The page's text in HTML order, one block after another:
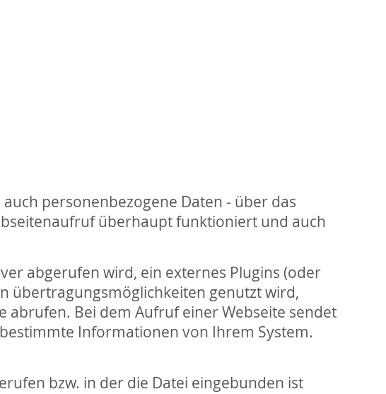
personenbezogene Daten - über das
überhaupt funktioniert und auch
abgerufen wird, ein externes Plugins (oder
übertragungsmöglichkeiten genutzt wird,
abrufen. Bei dem Aufruf einer Webseite sendet
Informationen von Ihrem System.
bzw. in der die Datei eingebunden ist